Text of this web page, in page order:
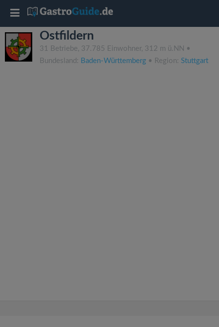
Ostfildern
31 Betriebe, 37.785 Einwohner, 312 m ü.NN •
Bundesland: Baden-Württemberg • Region: Stuttgart
T
o
g